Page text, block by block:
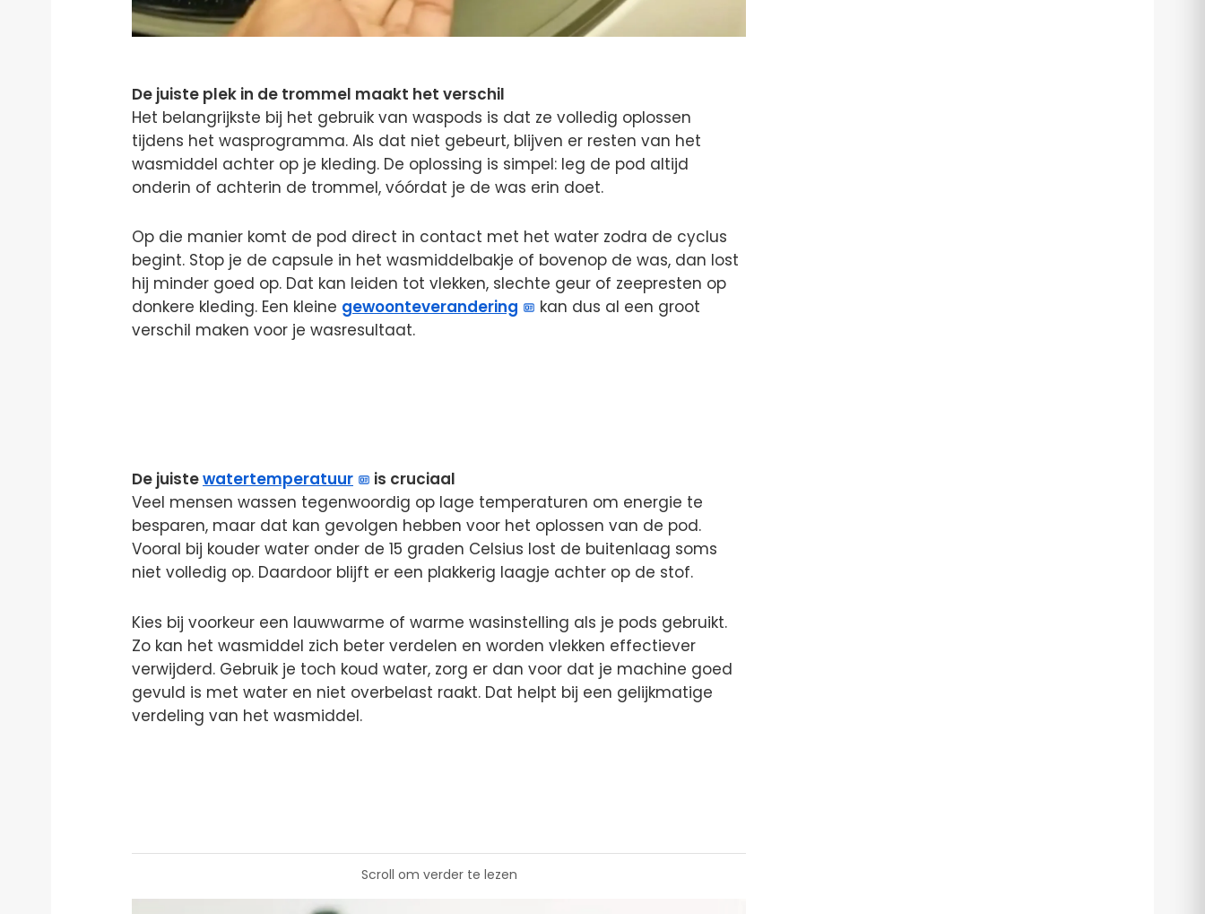
De juiste plek in de trommel maakt het verschil
Het belangrijkste bij het gebruik van waspods is dat ze volledig oplossen
tijdens het wasprogramma. Als dat niet gebeurt, blijven er resten van het
wasmiddel achter op je kleding. De oplossing is simpel: leg de pod altijd
onderin of achterin de trommel, vóórdat je de was erin doet.
Op die manier komt de pod direct in contact met het water zodra de cyclus
begint. Stop je de capsule in het wasmiddelbakje of bovenop de was, dan lost
hij minder goed op. Dat kan leiden tot vlekken, slechte geur of zeepresten op
donkere kleding. Een kleine gewoonteverandering
kan dus al een groot
verschil maken voor je wasresultaat.
De juistewatertemperatuur
is cruciaal
Veel mensen wassen tegenwoordig op lage temperaturen om energie te
besparen, maar dat kan gevolgen hebben voor het oplossen van de pod.
Vooral bij kouder water onder de 15 graden Celsius lost de buitenlaag soms
niet volledig op. Daardoor blijft er een plakkerig laagje achter op de stof.
Kies bij voorkeur een lauwwarme of warme wasinstelling als je pods gebruikt.
Zo kan het wasmiddel zich beter verdelen en worden vlekken effectiever
verwijderd. Gebruik je toch koud water, zorg er dan voor dat je machine goed
gevuld is met water en niet overbelast raakt. Dat helpt bij een gelijkmatige
verdeling van het wasmiddel.
Scroll om verder te lezen